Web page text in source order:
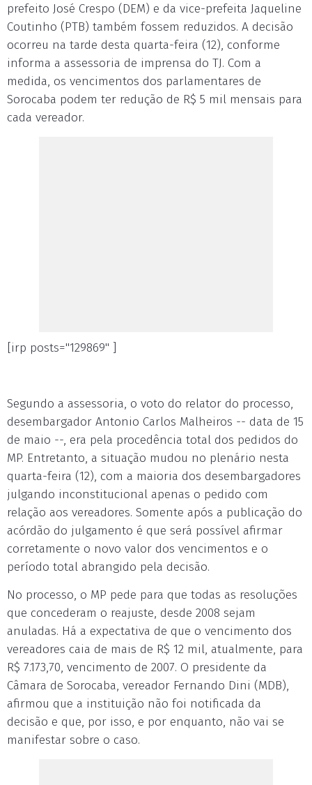
prefeito José Crespo (DEM) e da vice-prefeita Jaqueline
Coutinho (PTB) também fossem reduzidos. A decisão
ocorreu na tarde desta quarta-feira (12), conforme
informa a assessoria de imprensa do TJ. Com a
medida, os vencimentos dos parlamentares de
Sorocaba podem ter redução de R$ 5 mil mensais para
cada vereador.
[irp posts="129869" ]
Segundo a assessoria, o voto do relator do processo,
desembargador Antonio Carlos Malheiros -- data de 15
de maio --, era pela procedência total dos pedidos do
MP. Entretanto, a situação mudou no plenário nesta
quarta-feira (12), com a maioria dos desembargadores
julgando inconstitucional apenas o pedido com
relação aos vereadores. Somente após a publicação do
acórdão do julgamento é que será possível afirmar
corretamente o novo valor dos vencimentos e o
período total abrangido pela decisão.
No processo, o MP pede para que todas as resoluções
que concederam o reajuste, desde 2008 sejam
anuladas. Há a expectativa de que o vencimento dos
vereadores caia de mais de R$ 12 mil, atualmente, para
R$ 7.173,70, vencimento de 2007. O presidente da
Câmara de Sorocaba, vereador Fernando Dini (MDB),
afirmou que a instituição não foi notificada da
decisão e que, por isso, e por enquanto, não vai se
manifestar sobre o caso.